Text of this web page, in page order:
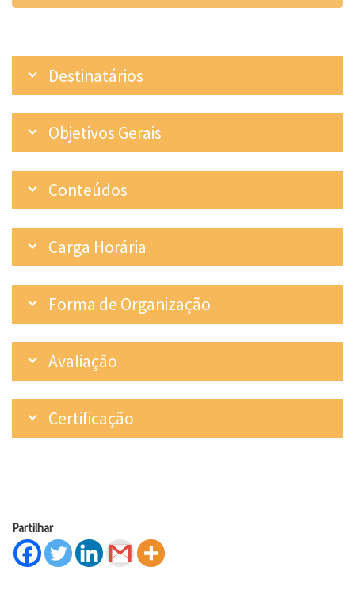
Destinatários
Objetivos Gerais
Conteúdos
Carga Horária
Forma de Organização
Avaliação
Certificação
Partilhar